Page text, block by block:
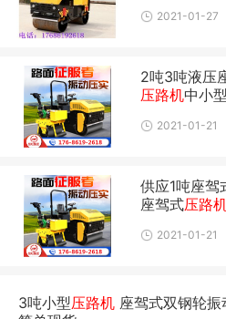
2021-01-27
2吨3吨液压
压路机中小型
2021-01-21
供应1吨座驾
座驾式压路
2021-01-21
3吨小型压路机 座驾式双钢轮